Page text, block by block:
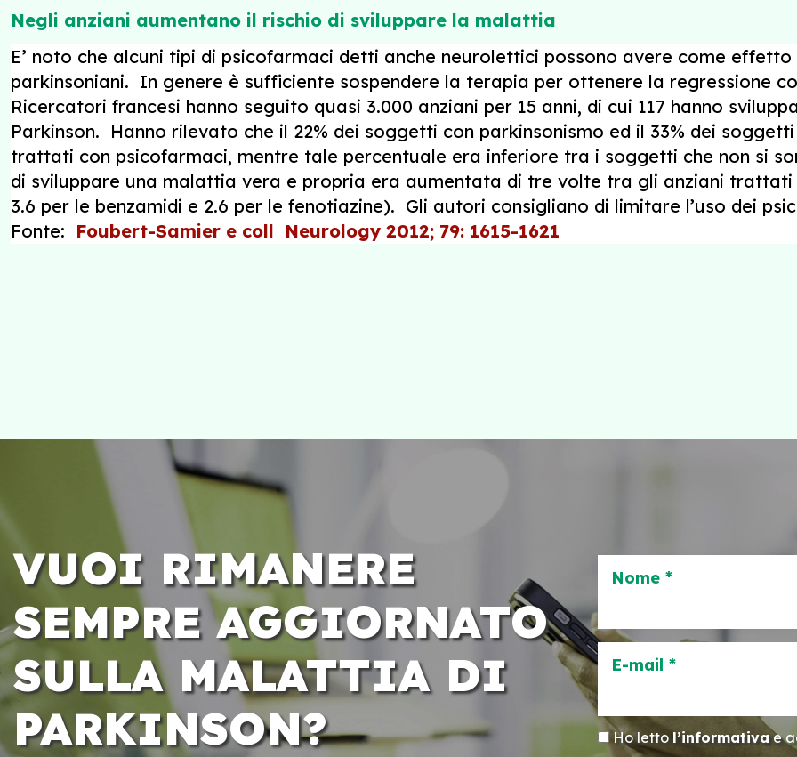
Negli anziani aumentano il rischio di sviluppare la malattia
E’ noto che alcuni tipi di psicofarmaci detti anche neurolettici possono avere come
parkinsoniani. In genere è sufficiente sospendere la terapia per ottenere la regressione
Ricercatori francesi hanno seguito quasi 3.000 anziani per 15 anni, di cui 117 hanno
Parkinson. Hanno rilevato che il 22% dei soggetti con parkinsonismo ed il 33% dei
trattati con psicofarmaci, mentre tale percentuale era inferiore tra i soggetti che non si
di sviluppare una malattia vera e propria era aumentata di tre volte tra gli anziani
3.6 per le benzamidi e 2.6 per le fenotiazine). Gli autori consigliano di limitare l’uso dei
Fonte: Foubert-Samier e coll Neurology 2012; 79: 1615-1621
VUOI RIMANERE
SEMPRE AGGIORNATO
SULLA MALATTIA DI
PARKINSON?
Nome *
E-mail *
Ho letto l’informativae